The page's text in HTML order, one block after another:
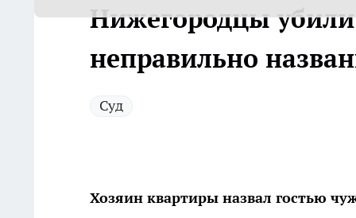
Нижегородцы
неправильно
Суд
Хозяин квартиры назвал гостью